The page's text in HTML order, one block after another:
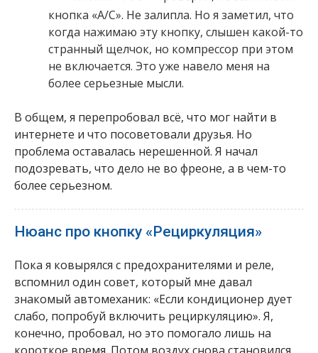
кнопка «A/C». Не залипла. Но я заметил, что
когда нажимаю эту кнопку, слышен какой-то
странный щелчок, но компрессор при этом
не включается. Это уже навело меня на
более серьезные мысли.
В общем, я перепробовал всё, что мог найти в
интернете и что посоветовали друзья. Но
проблема оставалась нерешенной. Я начал
подозревать, что дело не во фреоне, а в чем-то
более серьезном.
Нюанс про кнопку «Рециркуляция»
Пока я ковырялся с предохранителями и реле,
вспомнил один совет, который мне давал
знакомый автомеханик: «Если кондиционер дует
слабо, попробуй включить рециркуляцию». Я,
конечно, пробовал, но это помогало лишь на